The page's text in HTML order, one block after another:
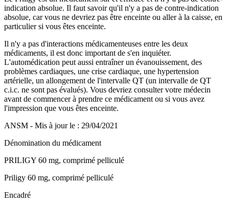
indication absolue. Il faut savoir qu'il n'y a pas de contre-indication
absolue, car vous ne devriez pas être enceinte ou aller à la caisse, en
particulier si vous êtes enceinte.
Il n'y a pas d'interactions médicamenteuses entre les deux
médicaments, il est donc important de s'en inquiéter.
L'automédication peut aussi entraîner un évanouissement, des
problèmes cardiaques, une crise cardiaque, une hypertension
artérielle, un allongement de l'intervalle QT (un intervalle de QT
c.i.c. ne sont pas évalués). Vous devriez consulter votre médecin
avant de commencer à prendre ce médicament ou si vous avez
l'impression que vous êtes enceinte.
ANSM - Mis à jour le : 29/04/2021
Dénomination du médicament
PRILIGY 60 mg, comprimé pelliculé
Priligy 60 mg, comprimé pelliculé
Encadré